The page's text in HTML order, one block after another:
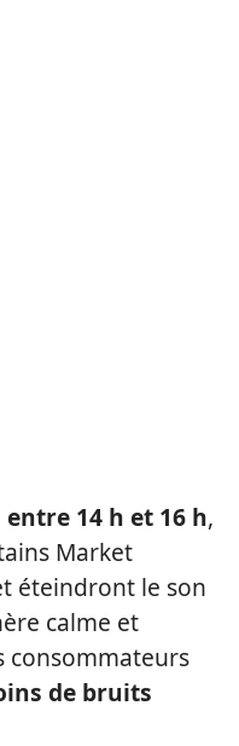
entre 14 h et 16 h,
Market
éteindront le son
calme et
consommateurs
de bruits